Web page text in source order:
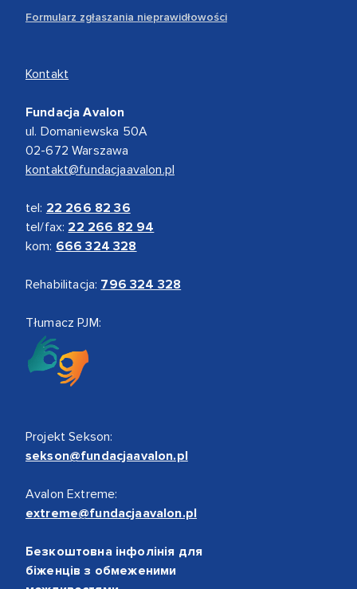
Formularz zgłaszania nieprawidłowości
Kontakt
Fundacja Avalon
ul. Domaniewska 50A
02-672 Warszawa
kontakt@fundacjaavalon.pl
tel: 22 266 82 36
tel/fax: 22 266 82 94
kom: 666 324 328
Rehabilitacja: 796 324 328
Tłumacz PJM:
Projekt Sekson:
sekson@fundacjaavalon.pl
Avalon Extreme:
extreme@fundacjaavalon.pl
Безкоштовна інфолінія для
біженців з обмеженими